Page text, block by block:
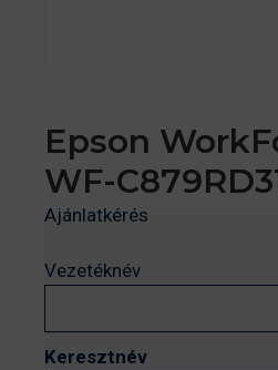
Epson
WF-
Ajánlatkérés
Vezetéknév
Keresztnév